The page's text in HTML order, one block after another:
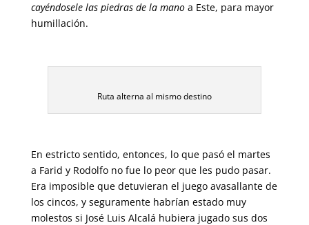
cayéndosele las piedras de la manoa Este, para mayor
humillación.
Ruta alterna al mismo destino
En estricto sentido, entonces, lo que pasó el martes
a Farid y Rodolfo no fue lo peor que les pudo pasar.
Era imposible que detuvieran el juego avasallante de
los cincos, y seguramente habrían estado muy
molestos si José Luis Alcalá hubiera jugado sus dos